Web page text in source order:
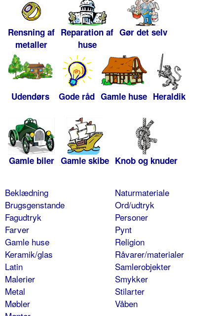
Rensning af
metaller
Reparation af
huse
Gør det selv
Udendørs Gode råd Gamle huse Heraldik
Gamle biler Gamle skibe Knob og knuder
Beklædning
Brugsgenstande
Fagudtryk
Farver
Gamle huse
Keramik/glas
Latin
Malerier
Metal
Møbler
Naturmateriale
Ord/udtryk
Personer
Pynt
Religion
Råvarer/materialer
Samlerobjekter
Smykker
Stilarter
Våben